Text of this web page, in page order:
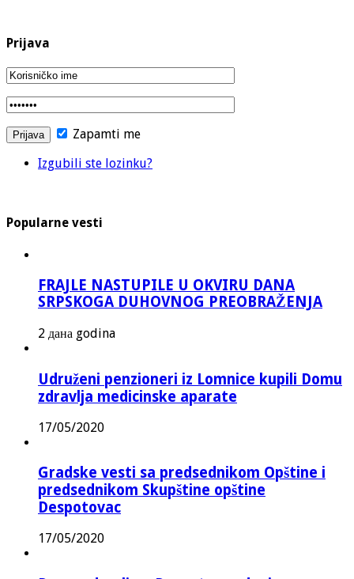
Prijava
Zapamti me
Izgubili ste lozinku?
Popularne vesti
FRAJLE NASTUPILE U OKVIRU DANA
SRPSKOGA DUHOVNOG PREOBRAŽENJA
2 дана godina
Udruženi penzioneri iz Lomnice kupili Domu
zdravlja medicinske aparate
17/05/2020
Gradske vesti sa predsednikom Opštine i
predsednikom Skupštine opštine
Despotovac
17/05/2020